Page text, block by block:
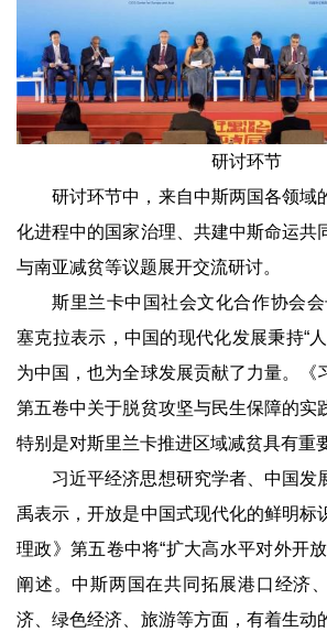
研讨环节
研讨环节中，来自中斯两国各领域
化进程中的国家治理、共建中斯命运共
与南亚减贫等议题展开交流研讨。
斯里兰卡中国社会文化合作协会
塞克拉表示，中国的现代化发展秉持“
为中国，也为全球发展贡献了力量。《
第五卷中关于脱贫攻坚与民生保障的实
特别是对斯里兰卡推进区域减贫具有重
习近平经济思想研究学者、中国发
禹表示，开放是中国式现代化的鲜明标
理政》第五卷中将“扩大高水平对外开
阐述。中斯两国在共同拓展港口经济
济、绿色经济、旅游等方面，有着生动